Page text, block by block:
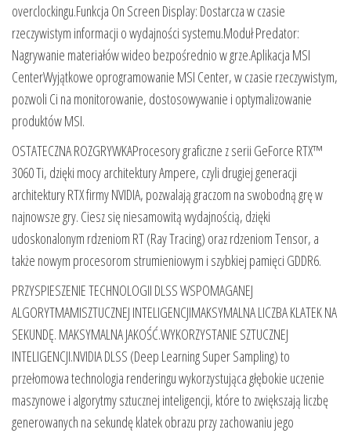
overclockingu.Funkcja On Screen Display: Dostarcza w czasie
rzeczywistym informacji o wydajności systemu.Moduł Predator:
Nagrywanie materiałów wideo bezpośrednio w grze.Aplikacja MSI
CenterWyjątkowe oprogramowanie MSI Center, w czasie rzeczywistym,
pozwoli Ci na monitorowanie, dostosowywanie i optymalizowanie
produktów MSI.
OSTATECZNA ROZGRYWKAProcesory graficzne z serii GeForce RTX™
3060 Ti, dzięki mocy architektury Ampere, czyli drugiej generacji
architektury RTX firmy NVIDIA, pozwalają graczom na swobodną grę w
najnowsze gry. Ciesz się niesamowitą wydajnością, dzięki
udoskonalonym rdzeniom RT (Ray Tracing) oraz rdzeniom Tensor, a
także nowym procesorom strumieniowym i szybkiej pamięci GDDR6.
PRZYSPIESZENIE TECHNOLOGII DLSS WSPOMAGANEJ
ALGORYTMAMISZTUCZNEJ INTELIGENCJIMAKSYMALNA LICZBA KLATEK NA
SEKUNDĘ. MAKSYMALNA JAKOŚĆ.WYKORZYSTANIE SZTUCZNEJ
INTELIGENCJI.NVIDIA DLSS (Deep Learning Super Sampling) to
przełomowa technologia renderingu wykorzystująca głębokie uczenie
maszynowe i algorytmy sztucznej inteligencji, które to zwiększają liczbę
generowanych na sekundę klatek obrazu przy zachowaniu jego